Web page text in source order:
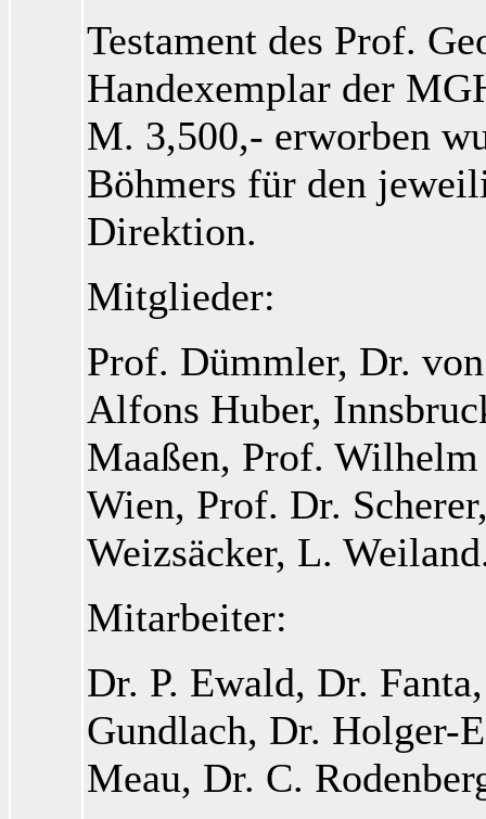
Testament des Prof.
Handexemplar der
M. 3,500,- erworben
Böhmers für den
Direktion.
Mitglieder:
Prof. Dümmler, Dr.
Alfons Huber,
Maaßen, Prof.
Wien, Prof. Dr. Scherer
Weizsäcker, L. Weiland
Mitarbeiter:
Dr. P. Ewald, Dr. Fanta
Gundlach, Dr. Holger-
Meau, Dr. C.